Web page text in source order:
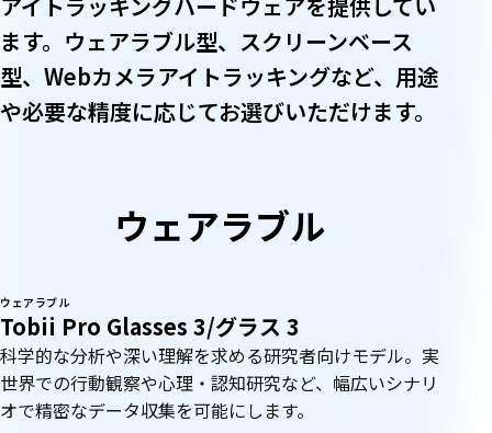
ます。ウェアラブル型、スクリーンベース
型、Webカメラアイトラッキングなど、用途
や必要な精度に応じてお選びいただけます。
ラ
ブ
ル
ウェアラブル
ウェアラブル
Tobii Pro Glasses 3/グラス 3
科学的な分析や深い理解を求める研究者向けモデル。実
世界での行動観察や心理・認知研究など、幅広いシナリ
オで精密なデータ収集を可能にします。